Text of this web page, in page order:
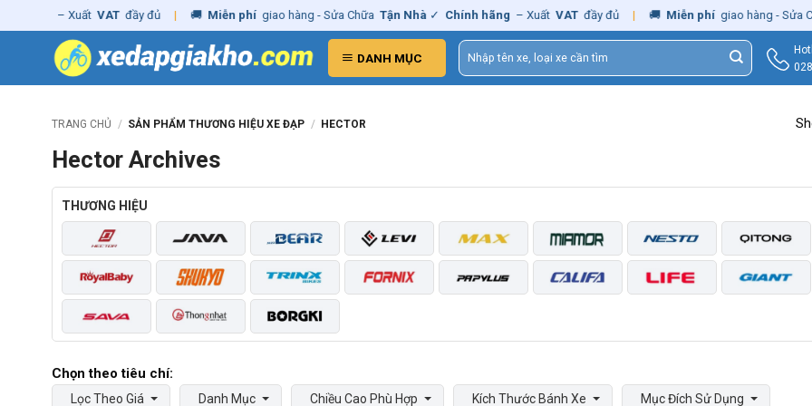
to
– Xuất VAT đầy đủ | 🚚 Miễn phí giao hàng - Sửa Chữa Tận Nhà ✓ Chính hãng – Xuất VAT đầy đủ | 🚚 Miễn phí giao hàng - Sửa Chữa
DANH MỤC
Tìm
kiếm:
TRANG CHỦ / SẢN PHẨM THƯƠNG HIỆU XE ĐẠP / HECTOR
Hector Archives
THƯƠNG HIỆU
Lọc Theo Giá Danh Mục Chiều Cao Phù Hợp Kích Thước Bánh Xe Mục Đích Sử Dụng